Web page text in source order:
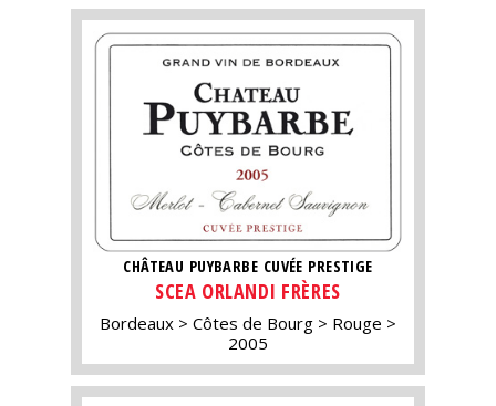
CHÂTEAU PUYBARBE CUVÉE PRESTIGE
SCEA ORLANDI FRÈRES
Bordeaux Côtes de Bourg
Rouge
2005